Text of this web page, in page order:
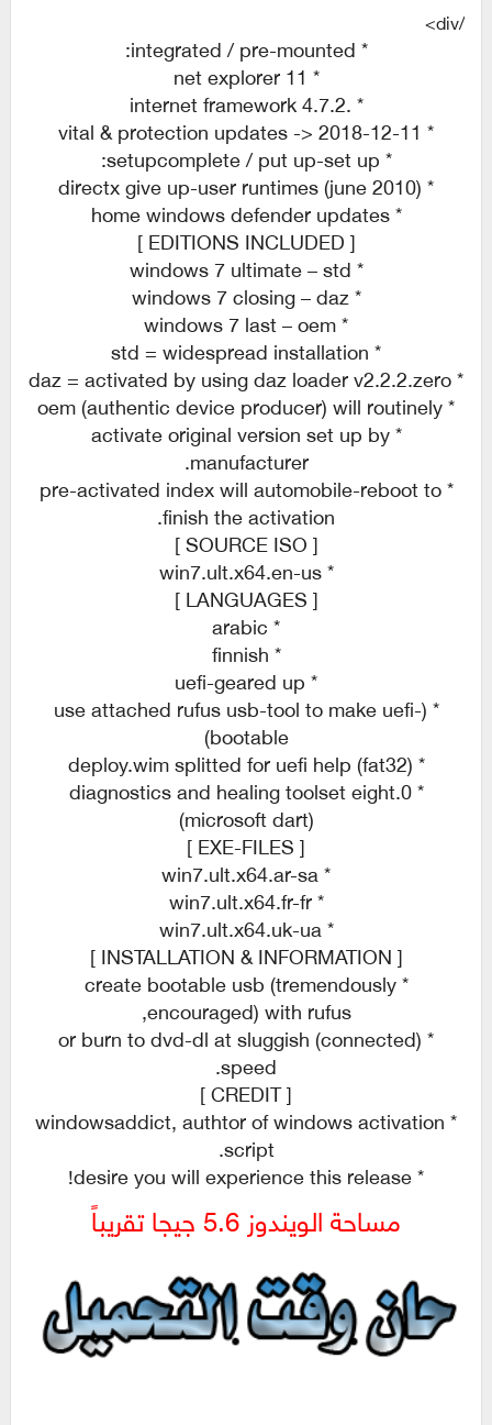
/div>
* integrated / pre-mounted:
* net explorer 11
* .internet framework 4.7.2
* vital & protection updates -> 2018-12-11
* setupcomplete / put up-set up:
* directx give up-user runtimes (june 2010)
* home windows defender updates
[ EDITIONS INCLUDED ]
* windows 7 ultimate – std
* windows 7 closing – daz
* windows 7 last – oem
* std = widespread installation
* daz = activated by using daz loader v2.2.2.zero
* oem (authentic device producer) will routinely
* activate original version set up by
manufacturer.
* pre-activated index will automobile-reboot to
finish the activation.
[ SOURCE ISO ]
* win7.ult.x64.en-us
[ LANGUAGES ]
* arabic
* finnish
* uefi-geared up
* (use attached rufus usb-tool to make uefi-
bootable)
* deploy.wim splitted for uefi help (fat32)
* diagnostics and healing toolset eight.0
(microsoft dart)
[ EXE-FILES ]
* win7.ult.x64.ar-sa
* win7.ult.x64.fr-fr
* win7.ult.x64.uk-ua
[ INSTALLATION & INFORMATION ]
* create bootable usb (tremendously
encouraged) with rufus,
* (connected) or burn to dvd-dl at sluggish
speed.
[ CREDIT ]
* windowsaddict, authtor of windows activation
script.
* desire you will experience this release!
مساحة الويندوز 5.6 جيجا تقريباً